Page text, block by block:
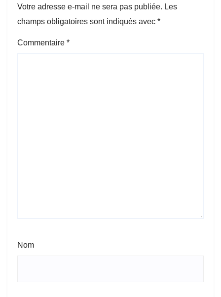
Votre adresse e-mail ne sera pas publiée. Les
champs obligatoires sont indiqués avec *
Commentaire *
Nom